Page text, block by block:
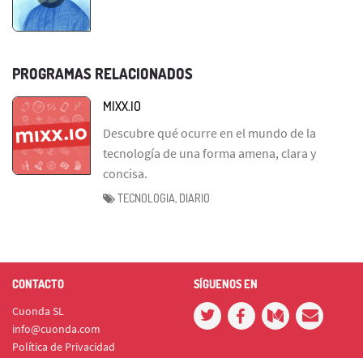
PROGRAMAS RELACIONADOS
MIXX.IO
Descubre qué ocurre en el mundo de la
tecnología de una forma amena, clara y
concisa.
TECNOLOGIA, DIARIO
CONTACTO
Cuonda SL
info@cuonda.com
Política de Privacidad
SÍGUENOS EN